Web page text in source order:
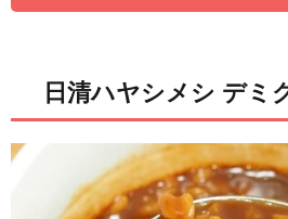
日清ハヤシメシ デミ